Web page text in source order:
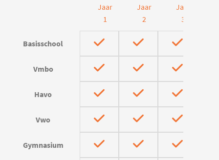
Jaar
1
Jaar
2
Jaar
3
Basisschool
Vmbo
Havo
Vwo
Gymnasium